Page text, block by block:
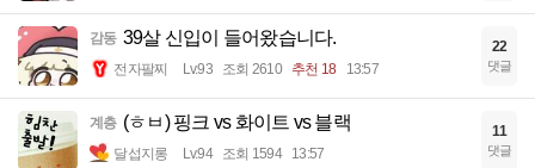
감동 39살 신입이 들어왔습니다.
전자팔찌 Lv.93 조회 2610 추천 18 13:57
22
댓글
계층 (ㅎㅂ) 핑크 vs 화이트 vs 블랙
달섭지롱 Lv.94 조회 1594 13:57
11
댓글